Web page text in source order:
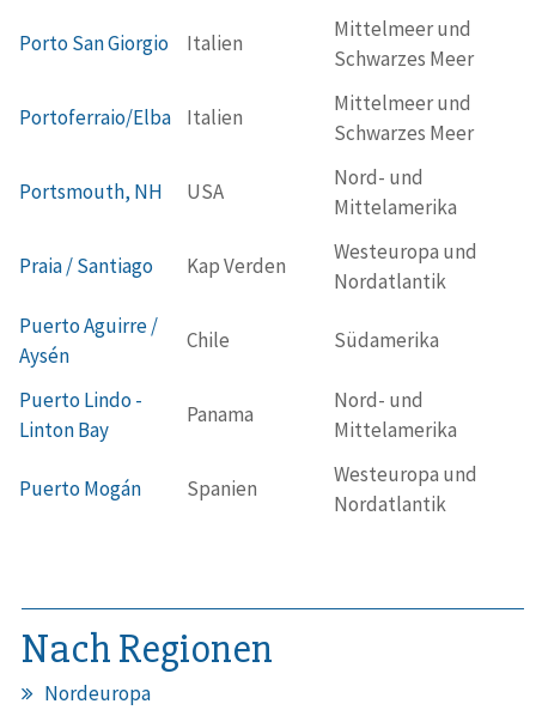
Porto San Giorgio Italien
Mittelmeer und
Schwarzes Meer
Portoferraio/Elba Italien
Mittelmeer und
Schwarzes Meer
Portsmouth, NH USA
Nord- und
Mittelamerika
Praia / Santiago Kap Verden
Westeuropa und
Nordatlantik
Puerto Aguirre /
Aysén
Chile Südamerika
Puerto Lindo -
Linton Bay
Panama
Nord- und
Mittelamerika
Puerto Mogán Spanien
Westeuropa und
Nordatlantik
Nach Regionen
Nordeuropa